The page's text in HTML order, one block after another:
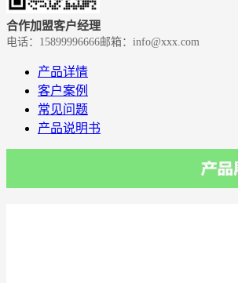
合作加盟客户经理
电话：15899996666邮箱：info@xxx.com
产品详情
客户案例
常见问题
产品说明书